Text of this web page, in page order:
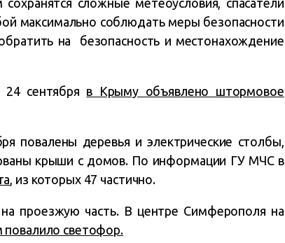
сложные метеоусловия, спасатели
максимально соблюдать меры безопасности
на безопасность и местонахождение
сентября в Крыму объявлено штормовое
повалены деревья и электрические столбы,
крыши с домов. По информации ГУ МЧС в
, из которых 47 частично.
проезжую часть. В центре Симферополя на
повалило светофор.